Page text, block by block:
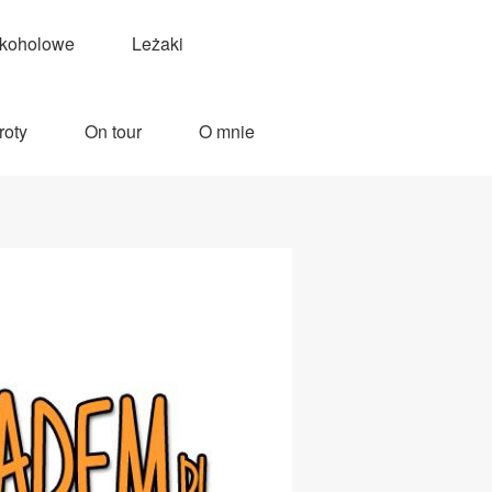
Leżaki
On tour O mnie